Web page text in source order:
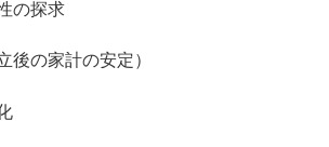
の探求
後の家計の安定）